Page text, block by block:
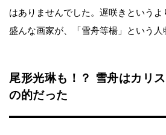
はありませんでした。遅咲きという
盛んな画家が、「雪舟等楊」という人
尾形光琳も！？ 雪舟はカリ
の的だった